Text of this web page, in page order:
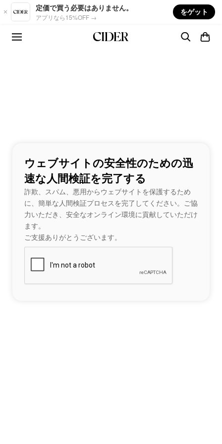
Skip to main content
定価で買う必要はありません。
アプリなら15%OFF →
をゲット
ウェブサイトの安全性のための迅
速な人間検証を完了する
詐欺、スパム、悪用からウェブサイトを保護するため
に、簡単な人間検証プロセスを完了してください。ご協
力いただき、安全なオンライン環境に貢献していただけ
ます。
ご支援ありがとうございます。